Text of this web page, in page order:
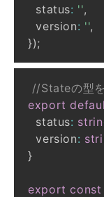
  status
: '',
  version
: '',
});
//Stateの型
export
  status
:
  version
:
}
export const